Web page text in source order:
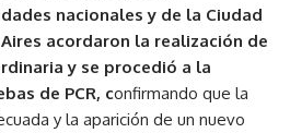
nacionales y de la Ciudad
acordaron la realización de
y se procedió a la
de PCR, confirmando que la
y la aparición de un nuevo